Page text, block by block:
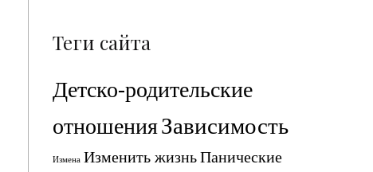
Теги сайта
Детско-родительские
отношенияЗависимость
Измена Изменить жизньПанические